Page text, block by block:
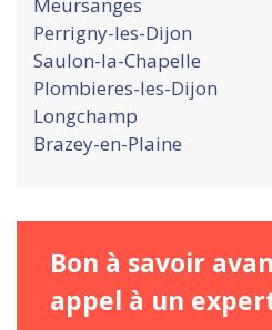
Perrigny-les-Dijon
Saulon-la-Chapelle
Plombieres-les-Dijon
Longchamp
Brazey-en-Plaine
Bon à savoir
appel à un